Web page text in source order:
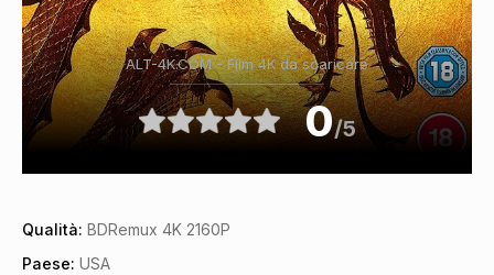
ALT-4K.COM - Film 4K da scaricare
0/5
Qualità: BDRemux 4K 2160P
Paese: USA